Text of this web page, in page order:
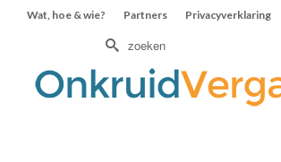
Wat, hoe & wie? Partners Privacyverklaring
Zoek